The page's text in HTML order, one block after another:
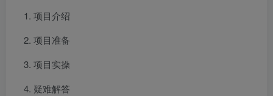
项目介绍
项目准备
项目实操
疑难解答